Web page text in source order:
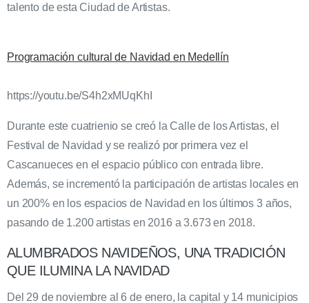
talento de esta Ciudad de Artistas.
Programación cultural de Navidad en Medellín
https://youtu.be/S4h2xMUqKhI
Durante este cuatrienio se creó la Calle de los Artistas, el
Festival de Navidad y se realizó por primera vez el
Cascanueces en el espacio público con entrada libre.
Además, se incrementó la participación de artistas locales en
un 200% en los espacios de Navidad en los últimos 3 años,
pasando de 1.200 artistas en 2016 a 3.673 en 2018.
ALUMBRADOS NAVIDEÑOS, UNA TRADICIÓN
QUE ILUMINA LA NAVIDAD
Del 29 de noviembre al 6 de enero, la capital y 14 municipios